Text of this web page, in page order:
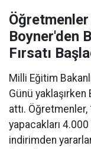
Boyner'den
Fırsatı
Milli Eğitim
Günü
attı.
yapacakları
indirimden